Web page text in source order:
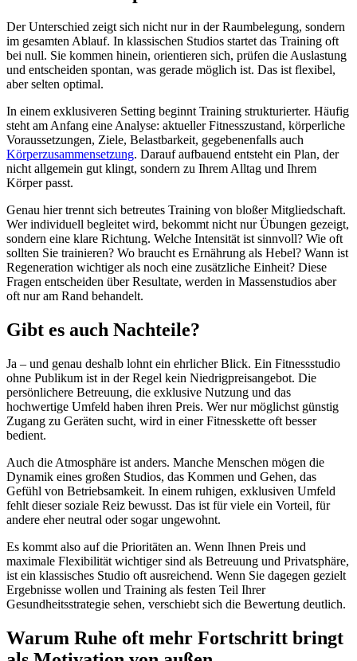
Der Unterschied zeigt sich nicht nur in der Raumbelegung, sondern
im gesamten Ablauf. In klassischen Studios startet das Training oft
bei null. Sie kommen hinein, orientieren sich, prüfen die Auslastung
und entscheiden spontan, was gerade möglich ist. Das ist flexibel,
aber selten optimal.
In einem exklusiveren Setting beginnt Training strukturierter. Häufig
steht am Anfang eine Analyse: aktueller Fitnesszustand, körperliche
Voraussetzungen, Ziele, Belastbarkeit, gegebenenfalls auch
Körperzusammensetzung. Darauf aufbauend entsteht ein Plan, der
nicht allgemein gut klingt, sondern zu Ihrem Alltag und Ihrem
Körper passt.
Genau hier trennt sich betreutes Training von bloßer Mitgliedschaft.
Wer individuell begleitet wird, bekommt nicht nur Übungen gezeigt,
sondern eine klare Richtung. Welche Intensität ist sinnvoll? Wie oft
sollten Sie trainieren? Wo braucht es Ernährung als Hebel? Wann ist
Regeneration wichtiger als noch eine zusätzliche Einheit? Diese
Fragen entscheiden über Resultate, werden in Massenstudios aber
oft nur am Rand behandelt.
Gibt es auch Nachteile?
Ja – und genau deshalb lohnt ein ehrlicher Blick. Ein Fitnessstudio
ohne Publikum ist in der Regel kein Niedrigpreisangebot. Die
persönlichere Betreuung, die exklusive Nutzung und das
hochwertige Umfeld haben ihren Preis. Wer nur möglichst günstig
Zugang zu Geräten sucht, wird in einer Fitnesskette oft besser
bedient.
Auch die Atmosphäre ist anders. Manche Menschen mögen die
Dynamik eines großen Studios, das Kommen und Gehen, das
Gefühl von Betriebsamkeit. In einem ruhigen, exklusiven Umfeld
fehlt dieser soziale Reiz bewusst. Das ist für viele ein Vorteil, für
andere eher neutral oder sogar ungewohnt.
Es kommt also auf die Prioritäten an. Wenn Ihnen Preis und
maximale Flexibilität wichtiger sind als Betreuung und Privatsphäre,
ist ein klassisches Studio oft ausreichend. Wenn Sie dagegen gezielt
Ergebnisse wollen und Training als festen Teil Ihrer
Gesundheitsstrategie sehen, verschiebt sich die Bewertung deutlich.
Warum Ruhe oft mehr Fortschritt bringt